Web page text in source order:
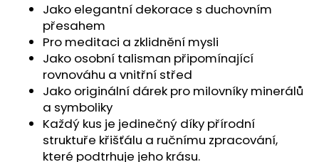
Jako elegantní dekorace s duchovním
přesahem
Pro meditaci a zklidnění mysli
Jako osobní talisman připomínající
rovnováhu a vnitřní střed
Jako originální dárek pro milovníky minerálů
a symboliky
Každý kus je jedinečný díky přírodní
struktuře křišťálu a ručnímu zpracování,
které podtrhuje jeho krásu.
HLEDAT